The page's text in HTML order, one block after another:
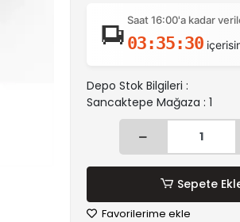
Saat 16:00'a kadar
03:35:30
Depo Stok Bilgileri :
Sancaktepe Mağaza : 1
Sepete
Favorilerime ekle